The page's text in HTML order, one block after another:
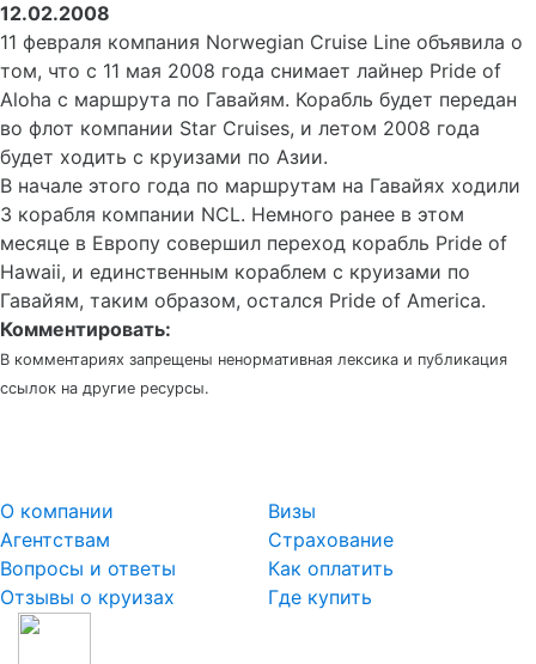
12.02.2008
11 февраля компания Norwegian Cruise Line объявила о
том, что с 11 мая 2008 года снимает лайнер Pride of
Aloha с маршрута по Гавайям. Корабль будет передан
во флот компании Star Cruises, и летом 2008 года
будет ходить с круизами по Азии.
В начале этого года по маршрутам на Гавайях ходили
3 корабля компании NCL. Немного ранее в этом
месяце в Европу совершил переход корабль Pride of
Hawaii, и единственным кораблем с круизами по
Гавайям, таким образом, остался Pride of America.
Комментировать:
В комментариях запрещены ненормативная лексика и публикация
ссылок на другие ресурсы.
О компании
Агентствам
Вопросы и ответы
Отзывы о круизах
Визы
Страхование
Как оплатить
Где купить